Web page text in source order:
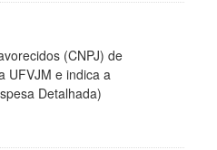
(CNPJ) de
UFVJM e indica a
Detalhada)